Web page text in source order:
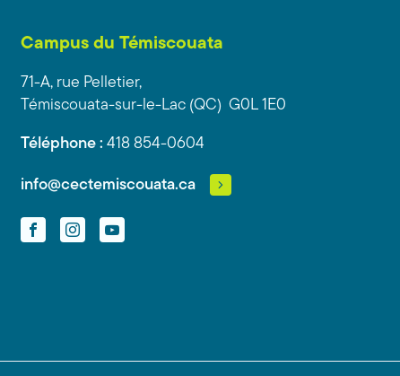
Campus du Témiscouata
71-A, rue Pelletier,
Témiscouata-sur-le-Lac (QC) G0L 1E0
Téléphone : 418 854-0604
info@cectemiscouata.ca
FacebookInstagramYouTube